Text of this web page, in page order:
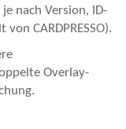
nach Version, ID-
CARDPRESSO).
Overlay-